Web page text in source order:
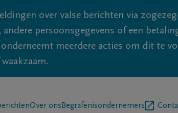
over valse berichten via
persoonsgegevens of een
meerdere acties om dit te
Over ons Begrafenisondernemers